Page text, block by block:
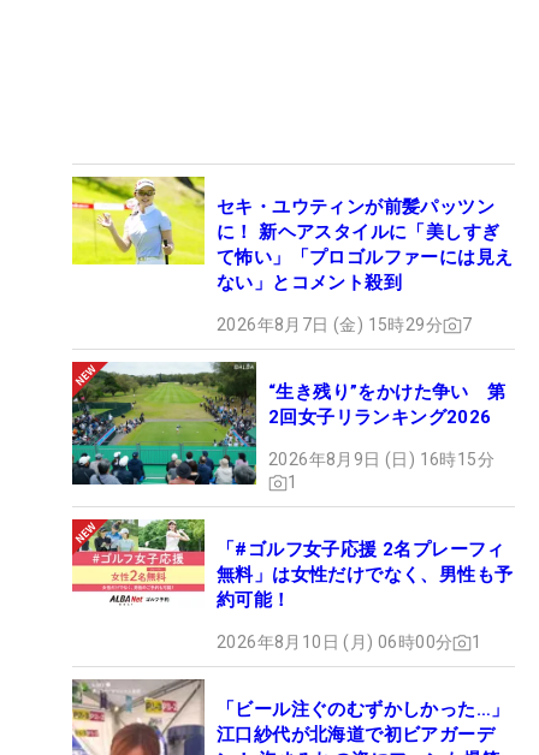
セキ・ユウティンが前髪パッツン
に！ 新ヘアスタイルに「美しすぎ
て怖い」「プロゴルファーには見え
ない」とコメント殺到
2026年8月7日 (金) 15時29分 7
“生き残り”をかけた争い 第
2回女子リランキング2026
2026年8月9日 (日) 16時15分
1
「#ゴルフ女子応援 2名プレーフィ
無料」は女性だけでなく、男性も予
約可能！
2026年8月10日 (月) 06時00分 1
「ビール注ぐのむずかしかった…」
江口紗代が北海道で初ビアガーデ